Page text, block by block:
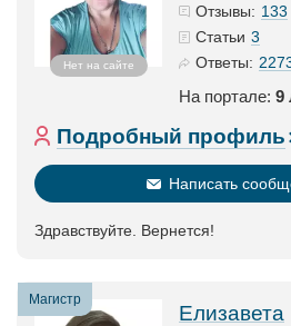
Нет на сайте
Отзывы: 133
Статьи 3
Ответы:
На портале: 9
Подробный профиль
Написать
Здравствуйте. Вернется!
Магистр
Елизавета